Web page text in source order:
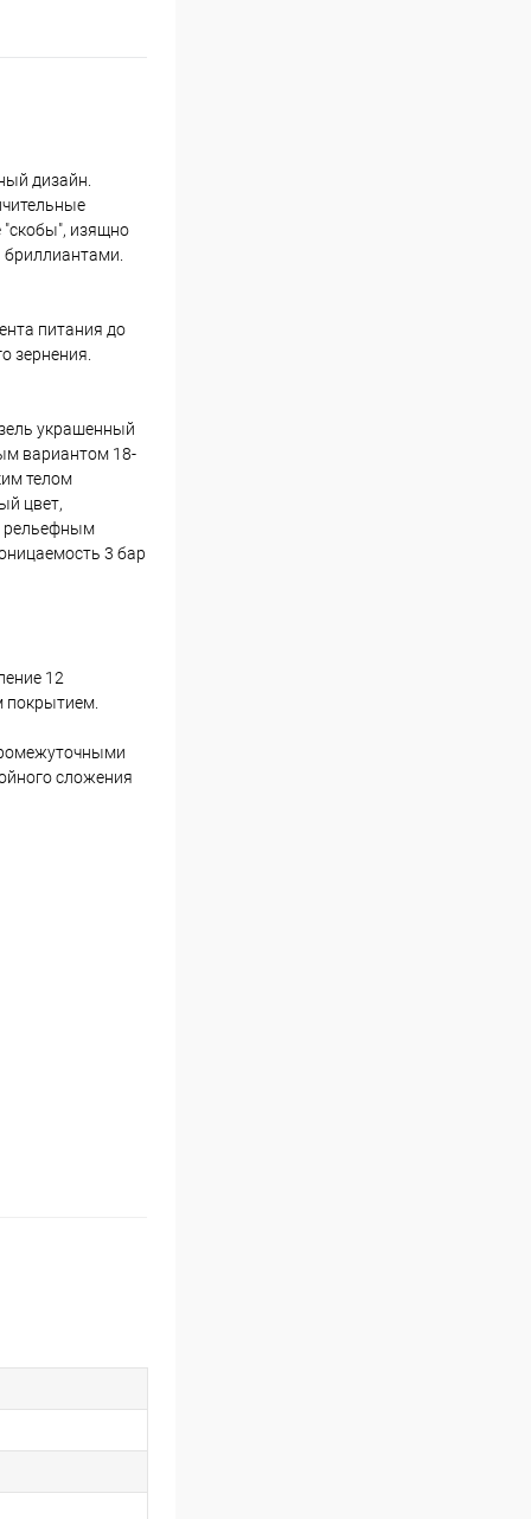
дизайн.
"скобы", изящно
бриллиантами.
питания до
зернения.
украшенный
вариантом 18-
телом
цвет,
рельефным
3 бар
12
покрытием.
сложения